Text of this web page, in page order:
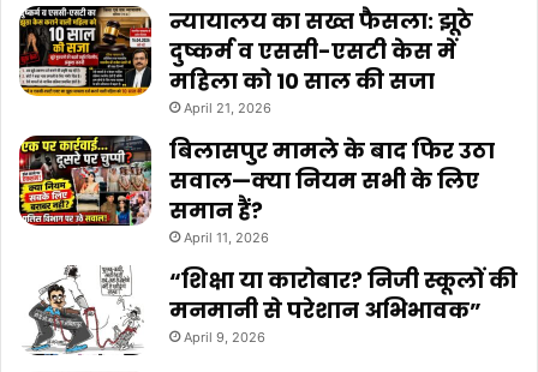
न्यायालय का सख्त फैसला: झूठे
दुष्कर्म व एससी-एसटी केस में
महिला को 10 साल की सजा
April 21, 2026
बिलासपुर मामले के बाद फिर उठा
सवाल—क्या नियम सभी के लिए
समान हैं?
April 11, 2026
“शिक्षा या कारोबार? निजी स्कूलों की
मनमानी से परेशान अभिभावक”
April 9, 2026